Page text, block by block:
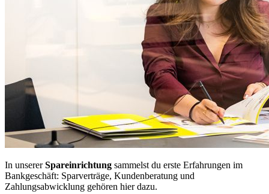
In unsererSpareinrichtung sammelst du erste Erfahrungen im
Bankgeschäft: Sparverträge, Kundenberatung und
Zahlungsabwicklung gehören hier dazu.